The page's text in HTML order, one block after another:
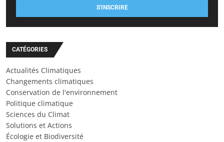
S'INSCRIRE
CATÉGORIES
Actualités Climatiques
Changements climatiques
Conservation de l'environnement
Politique climatique
Sciences du Climat
Solutions et Actions
Écologie et Biodiversité